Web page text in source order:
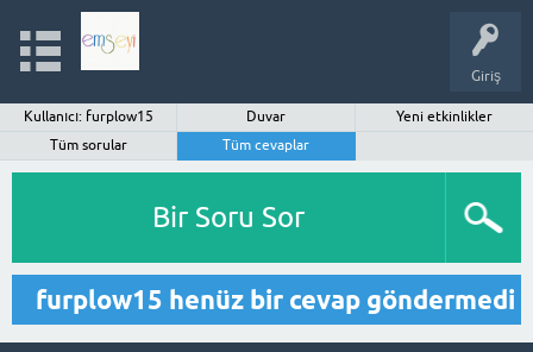
Giriş
Kullanıcı: furplow15 Duvar
Yeni etkinlikler
Tüm sorular
Tüm cevaplar
Bir Soru Sor
furplow15 henüz bir cevap göndermedi